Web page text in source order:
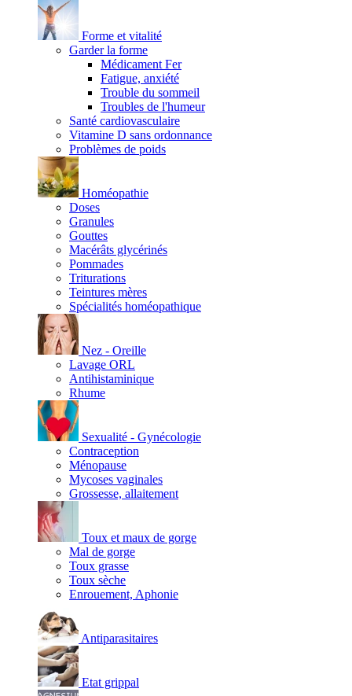
Forme et vitalité
Garder la forme
Médicament Fer
Fatigue, anxiété
Trouble du sommeil
Troubles de l'humeur
Santé cardiovasculaire
Vitamine D sans ordonnance
Problèmes de poids
Homéopathie
Doses
Granules
Gouttes
Macérâts glycérinés
Pommades
Triturations
Teintures mères
Spécialités homéopathique
Nez - Oreille
Lavage ORL
Antihistaminique
Rhume
Sexualité - Gynécologie
Contraception
Ménopause
Mycoses vaginales
Grossesse, allaitement
Toux et maux de gorge
Mal de gorge
Toux grasse
Toux sèche
Enrouement, Aphonie
Antiparasitaires
Etat grippal